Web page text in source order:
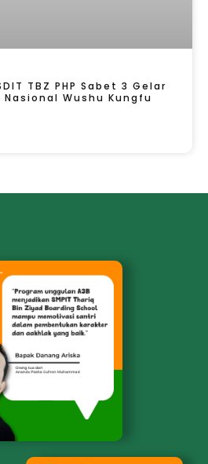
TBZ PHP Sabet 3 Gelar
Wushu Kungfu